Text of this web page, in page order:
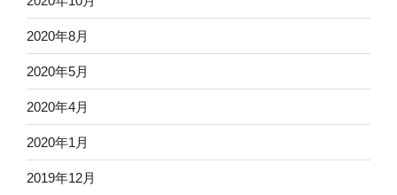
2020年8月
2020年5月
2020年4月
2020年1月
2019年12月